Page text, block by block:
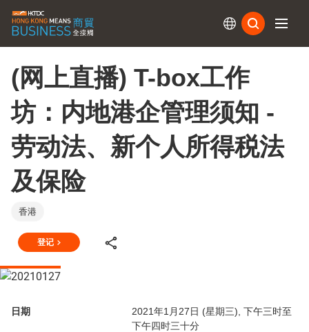
(网上直播) T-box工作
坊：内地港企管理须知 -
劳动法、新个人所得税法
及保险
香港
登记
日期
2021年1月27日 (星期三), 下午三时至
下午四时三十分